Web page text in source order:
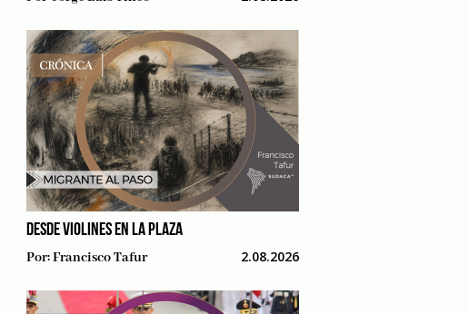
DESDE VIOLINES EN LA PLAZA
Por:Francisco Tafur 2.08.2026